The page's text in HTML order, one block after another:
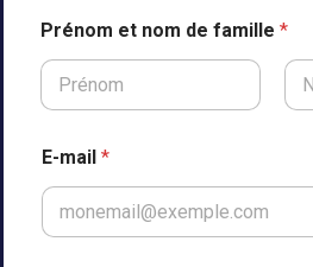
Prénom et nom de famille *
E-mail *